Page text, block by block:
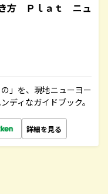
方 Ｐｌａｔ ニュ
」を、現地ニューヨー
ィなガイドブック。
詳細を見る